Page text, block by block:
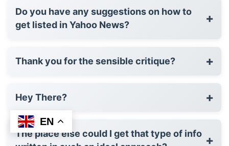
Do you have any suggestions on how to
get listed in Yahoo News?
+
Thank you for the sensible critique? +
Hey There? +
The place else could I get that type of info +
EN